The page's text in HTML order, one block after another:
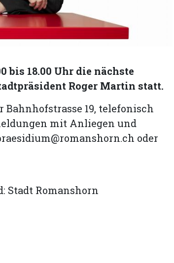
bis 18.00 Uhr die nächste
Roger Martin statt.
Bahnhofstrasse 19, telefonisch
mit Anliegen und
oder
Stadt Romanshorn